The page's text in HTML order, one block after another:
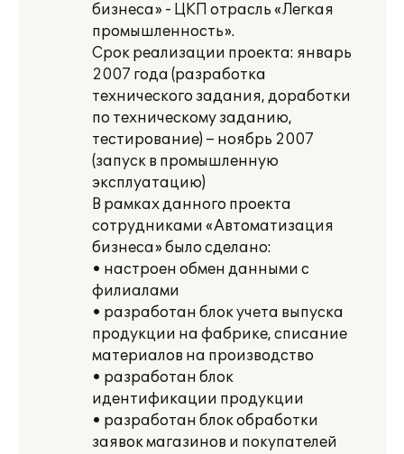
бизнеса» - ЦКП отрасль «Легкая
промышленность».
Срок реализации проекта: январь
2007 года (разработка
технического задания, доработки
по техническому заданию,
тестирование) – ноябрь 2007
(запуск в промышленную
эксплуатацию)
В рамках данного проекта
сотрудниками «Автоматизация
бизнеса» было сделано:
• настроен обмен данными с
филиалами
• разработан блок учета выпуска
продукции на фабрике, списание
материалов на производство
• разработан блок
идентификации продукции
• разработан блок обработки
заявок магазинов и покупателей